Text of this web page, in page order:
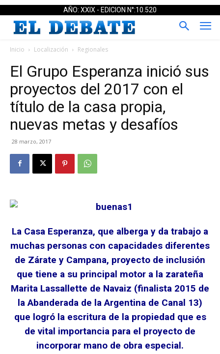
AÑO: XXIX - EDICION N°:10.520
Inicio Localización Regionales
El Grupo Esperanza inició sus
proyectos del 2017 con el
título de la casa propia,
nuevas metas y desafíos
28 marzo, 2017
La Casa Esperanza, que alberga y da trabajo a
muchas personas con capacidades diferentes
de Zárate y Campana, proyecto de inclusión
que tiene a su principal motor a la zarateña
Marita Lassallette de Navaiz (finalista 2015 de
la Abanderada de la Argentina de Canal 13)
que logró la escritura de la propiedad que es
de vital importancia para el proyecto de
incorporar mano de obra especial.